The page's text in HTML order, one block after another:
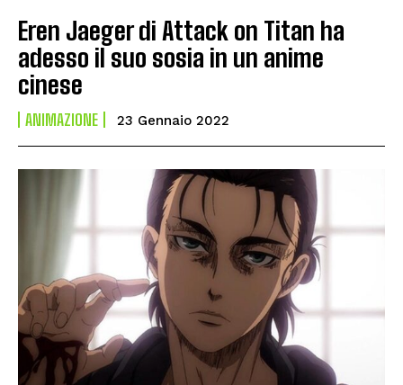
Eren Jaeger di Attack on Titan ha
adesso il suo sosia in un anime
cinese
ANIMAZIONE 23 Gennaio 2022